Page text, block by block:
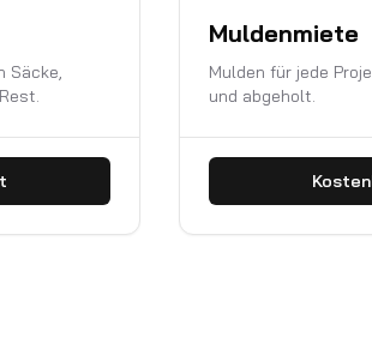
Säcke,
Muldenmiete
Mulden für jede
und abgeholt.